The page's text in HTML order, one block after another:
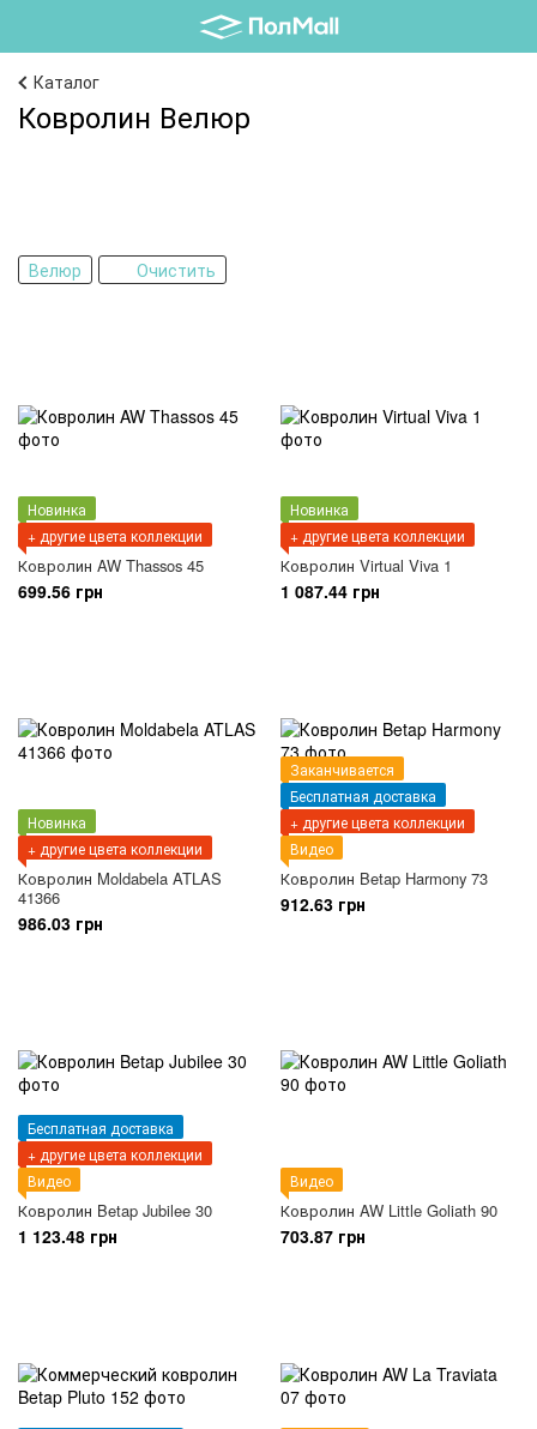
Каталог
Ковролин Велюр
Велюр Очистить
Новинка
+ другие цвета коллекции
Ковролин AW Thassos 45
699.56 грн
Новинка
+ другие цвета коллекции
Ковролин Virtual Viva 1
1 087.44 грн
Новинка
+ другие цвета коллекции
Ковролин Moldabela ATLAS
41366
986.03 грн
Заканчивается
Бесплатная доставка
+ другие цвета коллекции
Видео
Ковролин Betap Harmony 73
912.63 грн
Бесплатная доставка
+ другие цвета коллекции
Видео
Ковролин Betap Jubilee 30
1 123.48 грн
Видео
Ковролин AW Little Goliath 90
703.87 грн